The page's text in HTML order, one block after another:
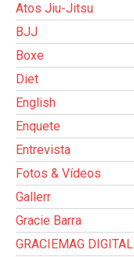
Atos Jiu-Jitsu
BJJ
Boxe
Diet
English
Enquete
Entrevista
Fotos & Vídeos
Gallerr
Gracie Barra
GRACIEMAG DIGITAL